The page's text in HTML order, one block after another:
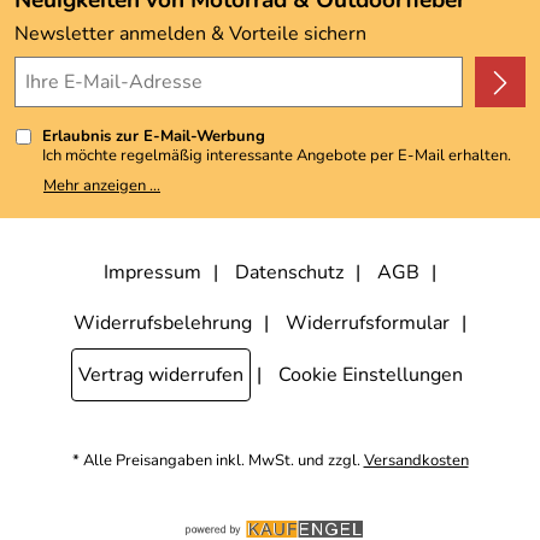
Kundenbewertungen (3.492)
4,9/5*****
Newsletter anmelden & Vorteile sichern
Erlaubnis zur E-Mail-Werbung
Ich möchte regelmäßig interessante Angebote per E-Mail erhalten.
Meine E-Mail-Adresse wird nicht an andere Unternehmen
weitergegeben. Zu statistischen Zwecken wird in anonymer Form
kann ich jederzeit mit Wirkung für die Zukunft widerrufen, indem ich
den Link "Abmelden" am Ende des Newsletters anklicke. Die
Mehr anzeigen ...
Impressum Datenschutz
AGB
Widerrufsbelehrung
Widerrufsformular
Vertrag widerrufen
Cookie Einstellungen
* Alle Preisangaben inkl. MwSt. und zzgl.Versandkosten